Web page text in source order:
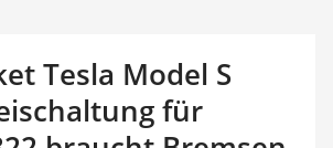
Tesla Model S
für